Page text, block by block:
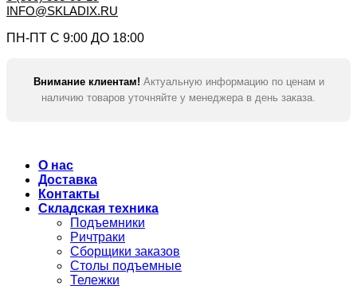
INFO@SKLADIX.RU
ПН-ПТ С 9:00 ДО 18:00
Внимание клиентам! Актуальную информацию по ценам и
наличию товаров уточняйте у менеджера в день заказа.
О нас
Доставка
Контакты
Складская техника
Подъемники
Ричтраки
Сборщики заказов
Столы подъемные
Тележки